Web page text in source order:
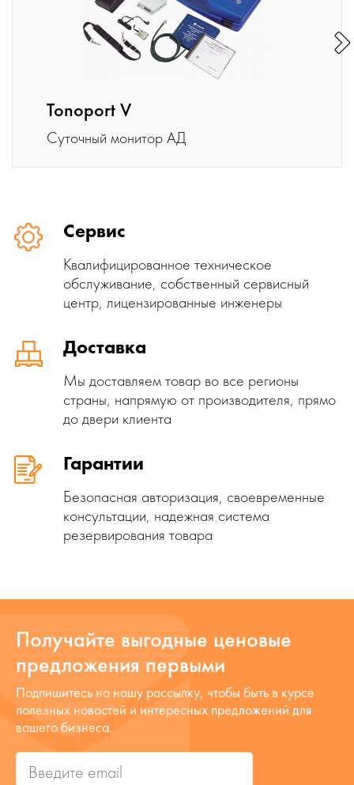
Tonoport V
Суточный монитор АД
Сервис
Квалифицированное техническое
обслуживание, собственный сервисный
центр, лицензированные инженеры
Доставка
Мы доставляем товар во все регионы
страны, напрямую от производителя, прямо
до двери клиента
Гарантии
Безопасная авторизация, своевременные
консультации, надежная система
резервирования товара
Получайте выгодные ценовые
предложения первыми
Подпишитесь на нашу рассылку, чтобы быть в курсе
полезных новостей и интересных предложений для
вашего бизнеса.